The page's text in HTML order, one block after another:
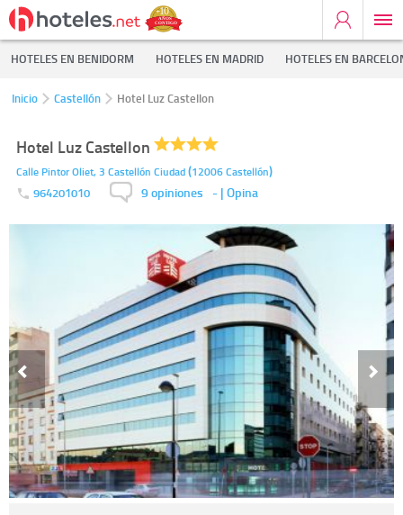
HOTELES EN BENIDORM HOTELES EN MADRID HOTELES EN
Inicio Castellón Hotel Luz Castellon
Hotel Luz Castellon
Calle Pintor Oliet, 3 Castellón Ciudad(12006Castellón)
964201010 9 opiniones - | Opina